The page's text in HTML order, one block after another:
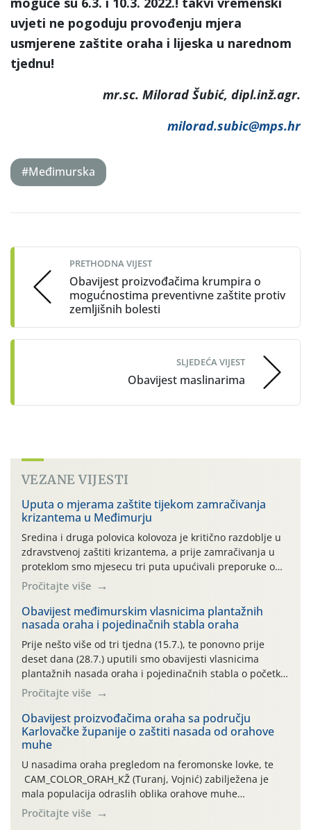
uvjeti ne pogoduju provođenju mjera
usmjerene zaštite oraha i lijeska u narednom
tjednu!
mr.sc. Milorad Šubić, dipl.inž.agr.
milorad.subic@mps.hr
#Međimurska
navigation
PRETHODNA VIJEST
Obavijest proizvođačima krumpira o
mogućnostima preventivne zaštite protiv
zemljišnih bolesti
SLJEDEĆA VIJEST
Obavijest maslinarima
VEZANE VIJESTI
Uputa o mjerama zaštite tijekom zamračivanja
krizantema u Međimurju
Sredina i druga polovica kolovoza je kritično razdoblje u
zdravstvenoj zaštiti krizantema, a prije zamračivanja u
proteklom smo mjesecu tri puta upućivali preporuke o
preventivnim mjerama zaštite krizantema od najčešćih
uzročnika bolesti, štetnika i fito-fagnih grinja (23.7., 14.7.,
06.7.)! Na početku ovog mjeseca je zabilježeno je
povijesno i ekstremno vruće meteorološko razdoblje, uz
najviše temperature […]
Pročitajte više
Obavijest međimurskim vlasnicima plantažnih
nasada oraha i pojedinačnih stabla oraha
Prije nešto više od tri tjedna (15.7.), te ponovno prije
deset dana (28.7.) uputili smo obavijesti vlasnicima
plantažnih nasada oraha i pojedinačnih stabla o početku
leta i ovogodišnjoj potrebi usmjerenog suzbijanja
orahove muhe (Rhagoletis completa)! Već dvanaest dana
traje drugi ovogodišnji “toplinski udar”, koji naročito
izražen zadnja šest dana (31.7.-05.8.), jer najviše
temperature zraka svakodnevno […]
Pročitajte više
Obavijest proizvođačima oraha sa području
Karlovačke županije o zaštiti nasada od orahove
muhe
U nasadima oraha pregledom na feromonske lovke, te
CAM_COLOR_ORAH_KŽ (Turanj, Vojnić) zabilježena je
mala populacija odraslih oblika orahove muhe
(Rhagoletis completa). Niska brojnost može se objasniti
činjenicom da je riječ o mladim nasadima s vrlo malim
Pročitajte više